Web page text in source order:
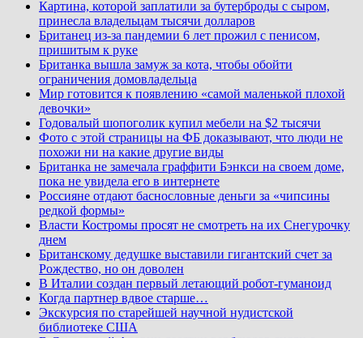
Картина, которой заплатили за бутерброды с сыром,
принесла владельцам тысячи долларов
Британец из-за пандемии 6 лет прожил с пенисом,
пришитым к руке
Британка вышла замуж за кота, чтобы обойти
ограничения домовладельца
Мир готовится к появлению «самой маленькой плохой
девочки»
Годовалый шопоголик купил мебели на $2 тысячи
Фото с этой страницы на ФБ доказывают, что люди не
похожи ни на какие другие виды
Британка не замечала граффити Бэнкси на своем доме,
пока не увидела его в интернете
Россияне отдают баснословные деньги за «чипсины
редкой формы»
Власти Костромы просят не смотреть на их Снегурочку
днем
Британскому дедушке выставили гигантский счет за
Рождество, но он доволен
В Италии создан первый летающий робот-гуманоид
Когда партнер вдвое старше…
Экскурсия по старейшей научной нудистской
библиотеке США